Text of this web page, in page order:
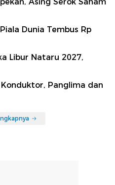
Dunia Tembus Rp
Libur Nataru 2027,
Panglima dan